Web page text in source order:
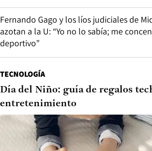
Fernando Gago y los líos judiciales de
azotan a la U: “Yo no lo sabía; me
deportivo”
TECNOLOGÍA
Día del Niño: guía de regalos
entretenimiento